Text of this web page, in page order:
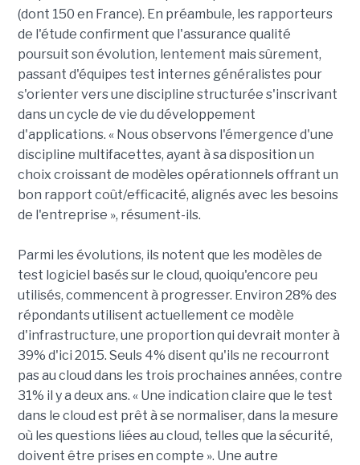
(dont 150 en France). En préambule, les rapporteurs
de l'étude confirment que l'assurance qualité
poursuit son évolution, lentement mais sûrement,
passant d'équipes test internes généralistes pour
s'orienter vers une discipline structurée s'inscrivant
dans un cycle de vie du développement
d'applications. « Nous observons l'émergence d'une
discipline multifacettes, ayant à sa disposition un
choix croissant de modèles opérationnels offrant un
bon rapport coût/efficacité, alignés avec les besoins
de l'entreprise », résument-ils.
Parmi les évolutions, ils notent que les modèles de
test logiciel basés sur le cloud, quoiqu'encore peu
utilisés, commencent à progresser. Environ 28% des
répondants utilisent actuellement ce modèle
d'infrastructure, une proportion qui devrait monter à
39% d'ici 2015. Seuls 4% disent qu'ils ne recourront
pas au cloud dans les trois prochaines années, contre
31% il y a deux ans. « Une indication claire que le test
dans le cloud est prêt à se normaliser, dans la mesure
où les questions liées au cloud, telles que la sécurité,
doivent être prises en compte ». Une autre